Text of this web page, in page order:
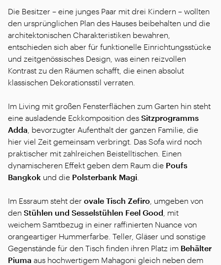
Die Besitzer – eine junges Paar mit drei Kindern – wollten
den ursprünglichen Plan des Hauses beibehalten und die
architektonischen Charakteristiken bewahren,
entschieden sich aber für funktionelle Einrichtungsstücke
und zeitgenössisches Design, was einen reizvollen
Kontrast zu den Räumen schafft, die einen absolut
klassischen Dekorationsstil verraten.
Im Living mit großen Fensterflächen zum Garten hin steht
eine ausladende Eckkomposition des Sitzprogramms
Adda , bevorzugter Aufenthalt der ganzen Familie, die
hier viel Zeit gemeinsam verbringt. Das Sofa wird noch
praktischer mit zahlreichen Beistelltischen. Einen
dynamischeren Effekt geben dem Raum die Poufs
Bangkok und die Polsterbank Magi
Im Essraum steht der ovale Tisch Zefiro , umgeben von
den Stühlen und Sesselstühlen Feel Good , mit
weichem Samtbezug in einer raffinierten Nuance von
orangeartiger Hummerfarbe. Teller, Gläser und sonstige
Gegenstände für den Tisch finden ihren Platz im Behälter
Piuma aus hochwertigem Mahagoni gleich neben dem